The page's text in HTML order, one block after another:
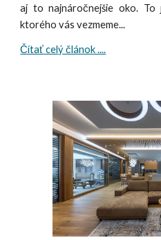
aj to najnáročnejšie oko. To
ktorého vás vezmeme...
Čítať celý článok ....